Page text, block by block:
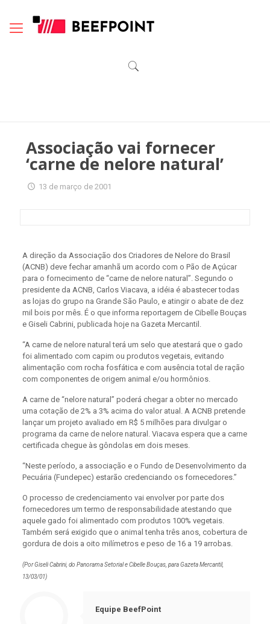
Associação vai fornecer
‘carne de nelore natural’
13 de março de 2001
A direção da Associação dos Criadores de Nelore do Brasil
(ACNB) deve fechar amanhã um acordo com o Pão de Açúcar
para o fornecimento de “carne de nelore natural”. Segundo o
presidente da ACNB, Carlos Viacava, a idéia é abastecer todas
as lojas do grupo na Grande São Paulo, e atingir o abate de dez
mil bois por mês. É o que informa reportagem de Cibelle Bouças
e Giseli Cabrini, publicada hoje na Gazeta Mercantil.
“A carne de nelore natural terá um selo que atestará que o gado
foi alimentado com capim ou produtos vegetais, evitando
alimentação com rocha fosfática e com ausência total de ração
com componentes de origem animal e/ou hormônios.
A carne de “nelore natural” poderá chegar a obter no mercado
uma cotação de 2% a 3% acima do valor atual. A ACNB pretende
lançar um projeto avaliado em R$ 5 milhões para divulgar o
programa da carne de nelore natural. Viacava espera que a carne
certificada chegue às gôndolas em dois meses.
“Neste período, a associação e o Fundo de Desenvolvimento da
Pecuária (Fundepec) estarão credenciando os fornecedores.”
O processo de credenciamento vai envolver por parte dos
fornecedores um termo de responsabilidade atestando que
aquele gado foi alimentado com produtos 100% vegetais.
Também será exigido que o animal tenha três anos, cobertura de
gordura de dois a oito milímetros e peso de 16 a 19 arrobas.
(Por Giseli Cabrini, do Panorama Setorial e Cibelle Bouças, para Gazeta Mercantil,
13/03/01)
Equipe BeefPoint